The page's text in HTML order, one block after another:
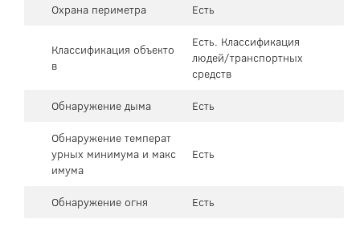
Охрана периметра Есть
Классификация объекто
в
Есть. Классификация
людей/транспортных
средств
Обнаружение дыма
Есть
Обнаружение температ
урных минимума и макс
имума
Есть
Обнаружение огня Есть